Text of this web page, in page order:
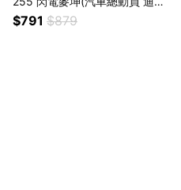
尼皮克斯)
$791 $879